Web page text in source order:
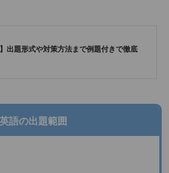
出題形式や対策方法まで例題付きで徹底
英語の出題範囲